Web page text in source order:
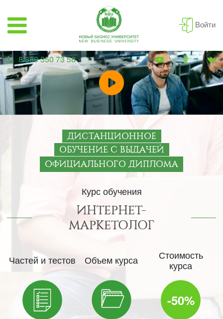
Войти
8 800 350 73 58
ДИСТАНЦИОННОЕ
ОБУЧЕНИЕ С ВЫДАЧЕЙ
ОФИЦИАЛЬНОГО ДИПЛОМА
Курс обучения
ИНТЕРНЕТ-
МАРКЕТОЛОГ
Частей и тестов Объем курса
Стоимость
курса
-50%